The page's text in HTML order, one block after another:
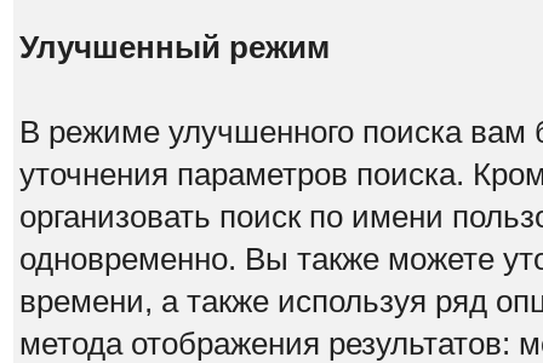
Улучшенный режим
В режиме улучшенного поиска вам
уточнения параметров поиска.
организовать поиск по имени
одновременно. Вы также можете
времени, а также используя ряд
метода отображения результатов: